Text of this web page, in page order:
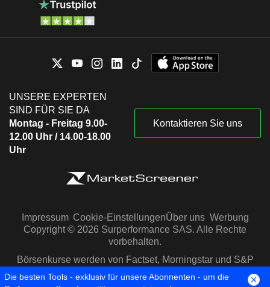
UNSERE EXPERTEN
SIND FÜR SIE DA
Montag - Freitag 9.00-
12.00 Uhr / 14.00-18.00
Uhr
Kontaktieren Sie uns
Impressum Cookie-EinstellungenÜber uns Werbung
Copyright © 2026 Surperformance SAS. Alle Rechte
vorbehalten.
Börsenkurse werden von Factset, Morningstar und S&P
Capital IQ zur Verfügung gestellt
Die besten Tools - exklusiv für unsere Abonnenten - um die